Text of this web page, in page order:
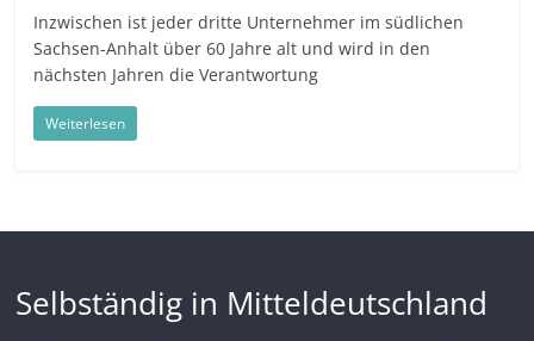
Inzwischen ist jeder dritte Unternehmer im südlichen
Sachsen-Anhalt über 60 Jahre alt und wird in den
nächsten Jahren die Verantwortung
Weiterlesen
Selbständig in Mitteldeutschland